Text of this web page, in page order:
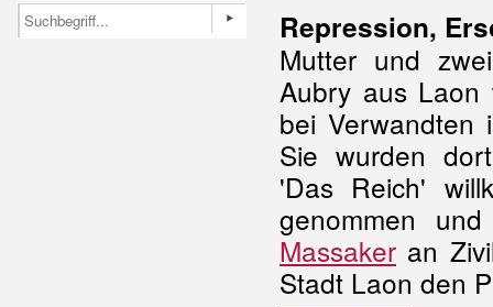
Repression,
Mutter und
Aubry aus Laon
bei Verwandten
Sie wurden
'Das Reich'
genommen
Massaker an
Stadt Laon den